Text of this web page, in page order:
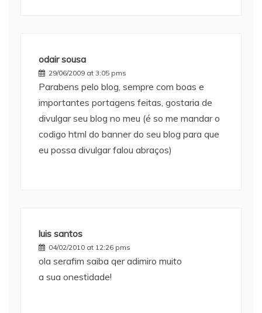
odair sousa
29/06/2009 at 3:05 pms
Parabens pelo blog, sempre com boas e
importantes portagens feitas, gostaria de
divulgar seu blog no meu (é so me mandar o
codigo html do banner do seu blog para que
eu possa divulgar falou abraços)
luis santos
04/02/2010 at 12:26 pms
ola serafim saiba qer adimiro muito
a sua onestidade!